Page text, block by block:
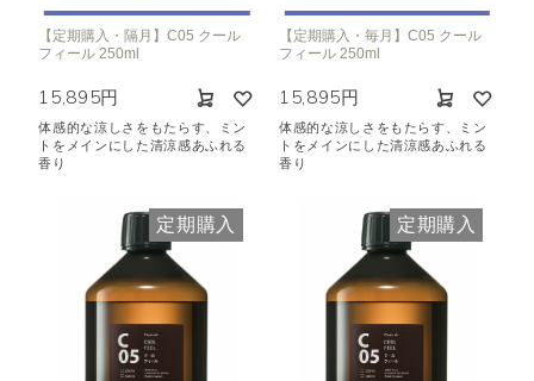
【定期購入・隔月】C05 クール
フィール 250ml
15,895円
体感的な涼しさをもたらす、ミン
トをメインにした清涼感あふれる
香り
【定期購入・毎月】C05 クール
フィール 250ml
15,895円
体感的な涼しさをもたらす、ミン
トをメインにした清涼感あふれる
香り
定期購入 定期購入